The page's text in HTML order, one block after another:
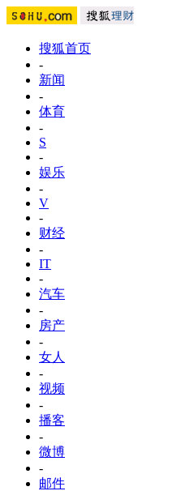
搜狐首页
-
新闻
-
体育
-
S
-
娱乐
-
V
-
财经
-
IT
-
汽车
-
房产
-
女人
-
视频
-
播客
-
微博
-
邮件